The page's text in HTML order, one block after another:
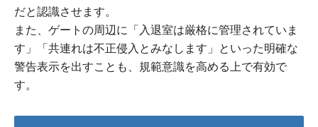
だと認識させます。
また、ゲートの周辺に「入退室は厳格に管理されていま
す」「共連れは不正侵入とみなします」といった明確な
警告表示を出すことも、規範意識を高める上で有効で
す。